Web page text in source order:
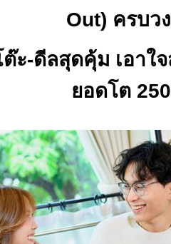
Out) ครบว
ต๊ะ-ดีลสุดคุ้ม เอา
ยอดโต